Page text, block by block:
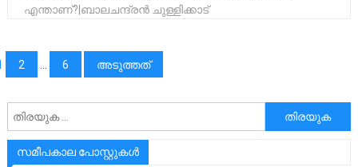
എന്താണ്?|ബാലചന്ദ്രൻ ചുള്ളിക്കാട്
2 6 അടുത്തത്
അനേഷിക്കുക
സമീപകാല പോസ്റ്റുകൾ